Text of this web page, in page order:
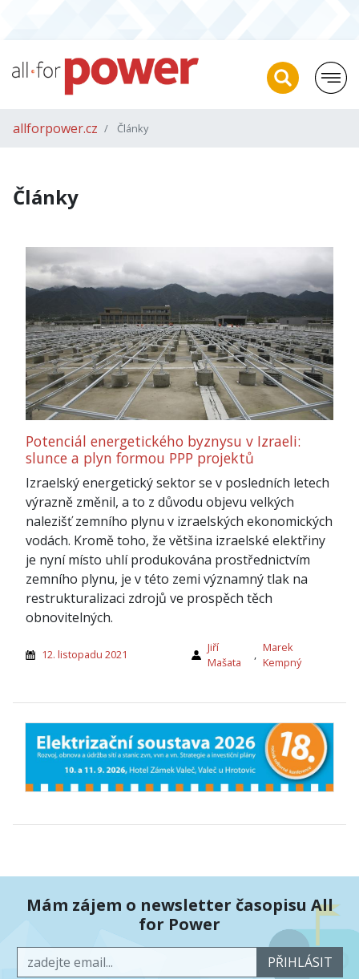
allforpower.cz Články
Články
Potenciál energetického byznysu v Izraeli:
slunce a plyn formou PPP projektů
Izraelský energetický sektor se v posledních letech
výrazně změnil, a to z důvodu objevu velkých
nalezišť zemního plynu v izraelských ekonomických
vodách. Kromě toho, že většina izraelské elektřiny
je nyní místo uhlí produkována prostřednictvím
zemního plynu, je v této zemi významný tlak na
restrukturalizaci zdrojů ve prospěch těch
obnovitelných.
12. listopadu 2021
Jiří
Mašata
,
Marek
Kempný
Mám zájem o newsletter časopisu All
for Power
PŘIHLÁSIT